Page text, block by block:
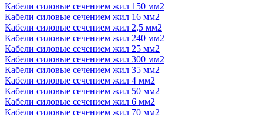
Кабели силовые сечением жил 150 мм2
Кабели силовые сечением жил 16 мм2
Кабели силовые сечением жил 2,5 мм2
Кабели силовые сечением жил 240 мм2
Кабели силовые сечением жил 25 мм2
Кабели силовые сечением жил 300 мм2
Кабели силовые сечением жил 35 мм2
Кабели силовые сечением жил 4 мм2
Кабели силовые сечением жил 50 мм2
Кабели силовые сечением жил 6 мм2
Кабели силовые сечением жил 70 мм2